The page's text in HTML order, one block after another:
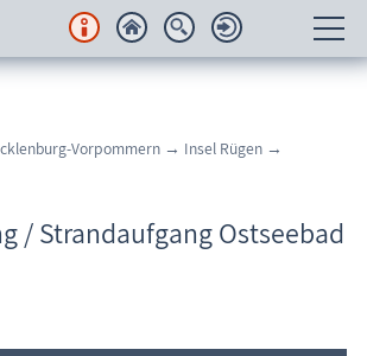
Vorpommern → Insel Rügen →
/ Strandaufgang Ostseebad